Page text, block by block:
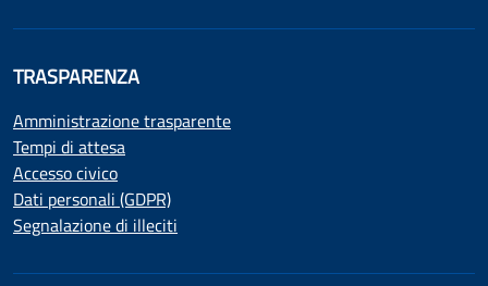
TRASPARENZA
Amministrazione trasparente
Tempi di attesa
Accesso civico
Dati personali (GDPR)
Segnalazione di illeciti